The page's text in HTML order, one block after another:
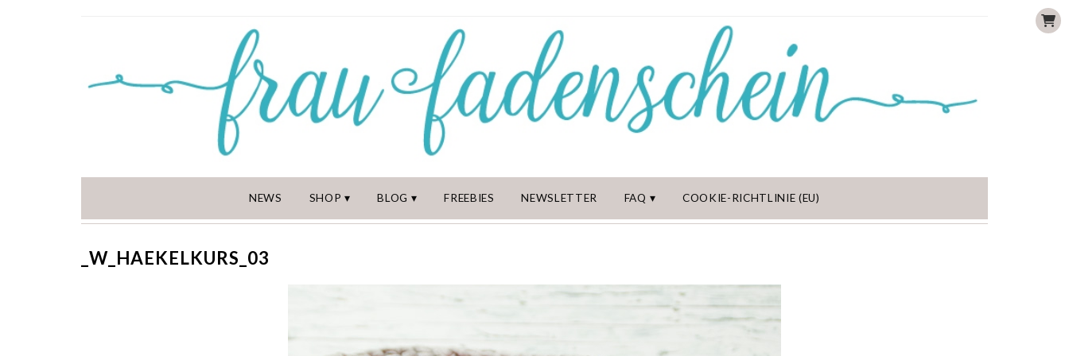
NEWS SHOP BLOG FREEBIES NEWSLETTER FAQ COOKIE-RICHTLINIE (EU)
_W_HAEKELKURS_03